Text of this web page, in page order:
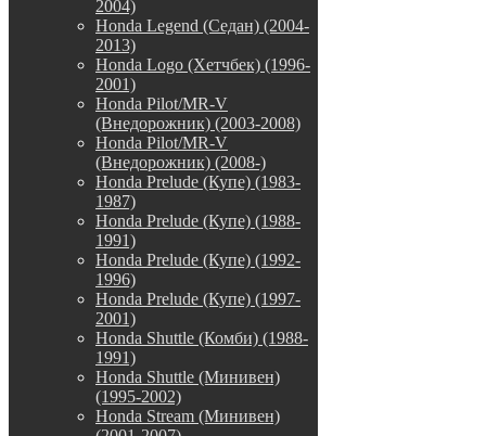
2004)
Honda Legend (Седан) (2004-
2013)
Honda Logo (Хетчбек) (1996-
2001)
Honda Pilot/MR-V
(Внедорожник) (2003-2008)
Honda Pilot/MR-V
(Внедорожник) (2008-)
Honda Prelude (Купе) (1983-
1987)
Honda Prelude (Купе) (1988-
1991)
Honda Prelude (Купе) (1992-
1996)
Honda Prelude (Купе) (1997-
2001)
Honda Shuttle (Комби) (1988-
1991)
Honda Shuttle (Минивен)
(1995-2002)
Honda Stream (Минивен)